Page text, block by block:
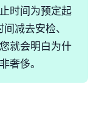
时间为预定起
减去安检、
就会明白为什
奢侈。